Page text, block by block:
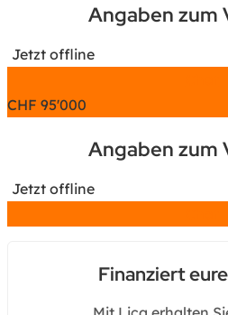
Angaben zum
Jetzt offline
CHF 95'000
Angaben zum
Jetzt offline
Finanziert